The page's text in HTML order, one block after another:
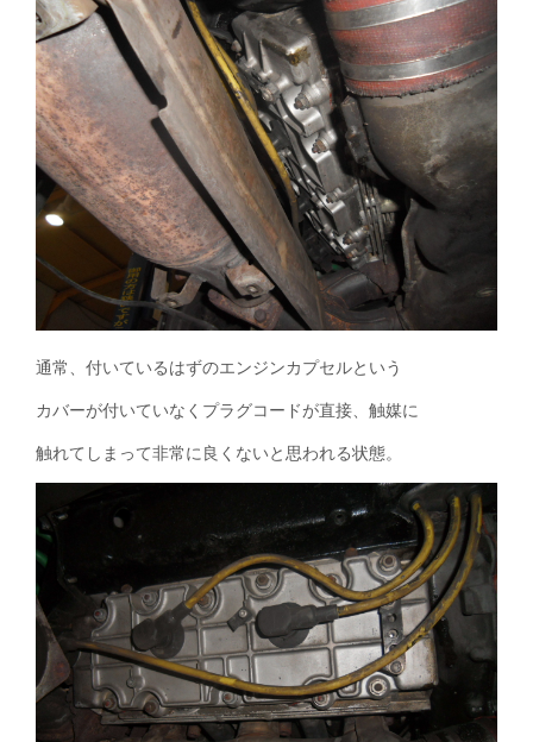
通常、付いているはずのエンジンカプセルという
カバーが付いていなくプラグコードが直接、触媒に
触れてしまって非常に良くないと思われる状態。